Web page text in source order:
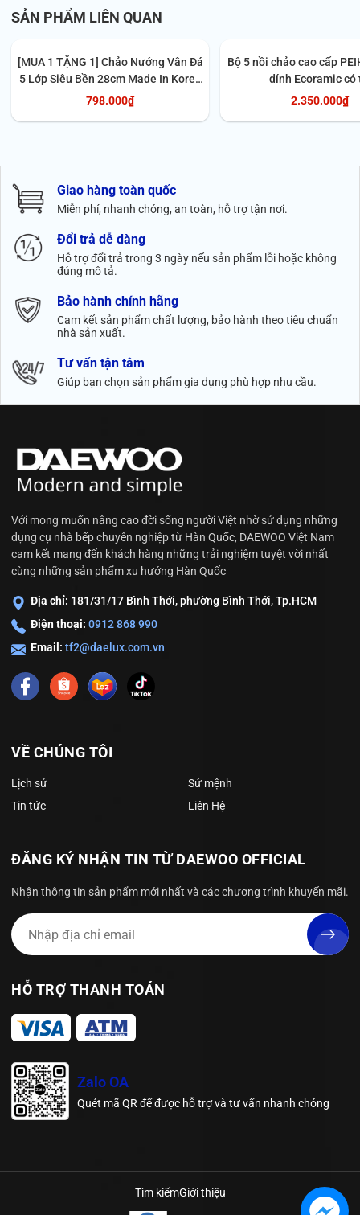
- Được sản xuất với công nghệ cao, được đúc nguyên khối 5 lớp
môi trường.
- Siêu bền, chống dính tốt, dễ lau chùi.
- Siêu tiết kiệm: tiết kiệm thời gian nấu ăn, tiết kiệm nguyên liệu.
Khả năng kháng khuẩn, khử mùi cao với lớp nano bạc đặc biệt.
chùi rửa bằng kim loại, an toàn với khả năng kháng khuẩn.
SẢN PHẨM LIÊN QUAN
[MUA 1 TẶNG 1] Chảo Nướng Vân Đá
5 Lớp Siêu Bền 28cm Made In Korea
ECORAMIC ECPN-ST28GR |
798.000₫
Bộ 5 nồi chảo cao cấp
dính Ecoramic có
2.350.000₫
Giao hàng toàn quốc
Miễn phí, nhanh chóng, an toàn, hỗ trợ tận nơi.
Đổi trả dễ dàng
Hỗ trợ đổi trả trong 3 ngày nếu sản phẩm lỗi hoặc không
đúng mô tả.
Bảo hành chính hãng
Cam kết sản phẩm chất lượng, bảo hành theo tiêu chuẩn
nhà sản xuất.
Tư vấn tận tâm
Giúp bạn chọn sản phẩm gia dụng phù hợp nhu cầu.
Với mong muốn nâng cao đời sống người Việt nhờ sử dụng những
dụng cụ nhà bếp chuyên nghiệp từ Hàn Quốc, DAEWOO Việt Nam
cam kết mang đến khách hàng những trải nghiệm tuyệt vời nhất
cùng những sản phẩm xu hướng Hàn Quốc
Địa chỉ: 181/31/17 Bình Thới, phường Bình Thới, Tp.HCM
Điện thoại: 0912 868 990
Email: tf2@daelux.com.vn
VỀ CHÚNG TÔI
Lịch sử
Sứ mệnh
Tin tức
Liên Hệ
ĐĂNG KÝ NHẬN TIN TỪ DAEWOO OFFICIAL
Nhận thông tin sản phẩm mới nhất và các chương trình khuyến mãi.
HỖ TRỢ THANH TOÁN
Zalo OA
Quét mã QR để được hỗ trợ và tư vấn nhanh chóng
Tìm kiếmGiới thiệu